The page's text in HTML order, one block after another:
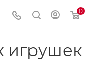
0
игрушек